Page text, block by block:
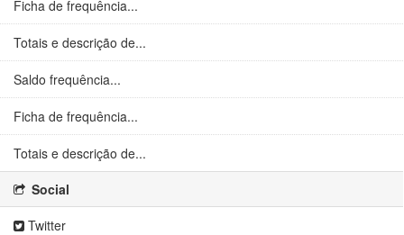
Ficha de frequência...
Totais e descrição de...
Saldo frequência...
Ficha de frequência...
Totais e descrição de...
Social
Twitter